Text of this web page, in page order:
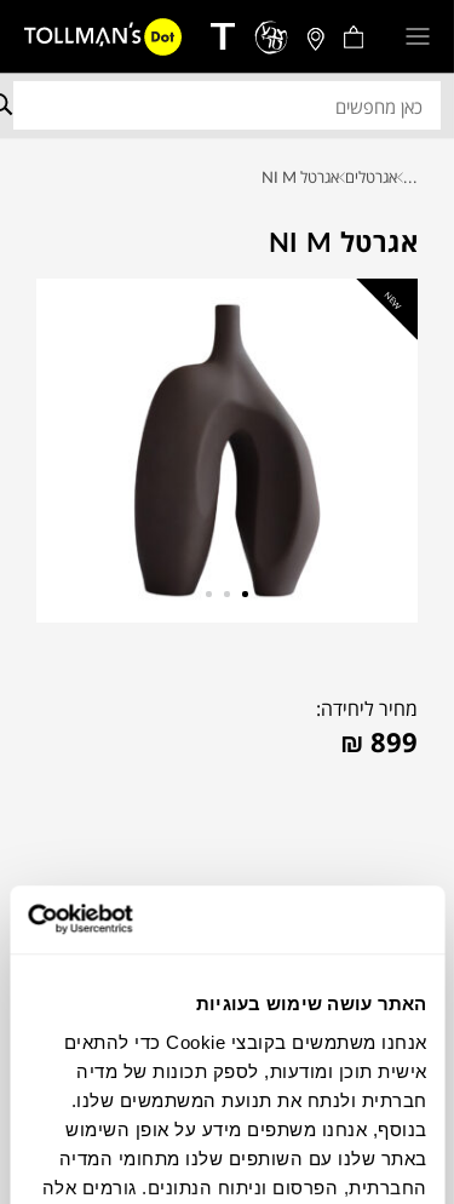
האתר עושה שימוש בעוגיות
אנחנו משתמשים בקובצי Cookie כדי להתאים
אישית תוכן ומודעות, לספק תכונות של מדיה
חברתית ולנתח את תנועת המשתמשים שלנו.
בנוסף, אנחנו משתפים מידע על אופן השימוש
באתר שלנו עם השותפים שלנו מתחומי המדיה
החברתית, הפרסום וניתוח הנתונים. גורמים אלה
... אגרטלים אגרטל NI M
אגרטל NI M
NEW
מחיר ליחידה:
₪ 899
צבעים